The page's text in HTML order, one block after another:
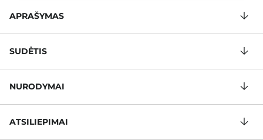
APRAŠYMAS
SUDĖTIS
NURODYMAI
ATSILIEPIMAI